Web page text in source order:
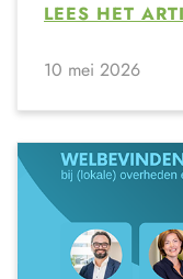
LEES HET
10 mei 2026